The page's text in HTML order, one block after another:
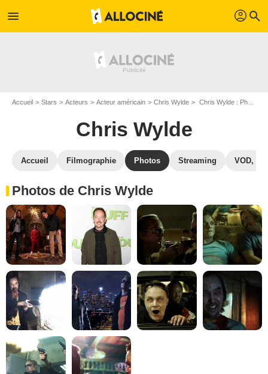
menu profil search
Accueil Stars Acteurs Acteur américain Chris Wylde Chris Wylde : Photos de ses films et séries
Chris Wylde
Accueil Filmographie Photos Streaming VOD,
Photos de Chris Wylde